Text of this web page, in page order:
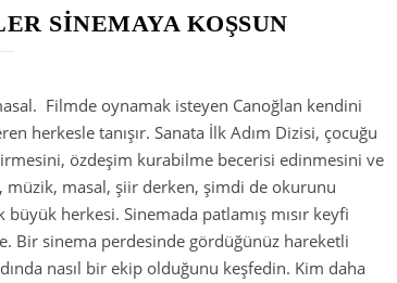
SİNEMAYA KOŞSUN
Filmde oynamak isteyen Canoğlan kendini
herkesle tanışır. Sanata İlk Adım Dizisi, çocuğu
özdeşim kurabilme becerisi edinmesini ve
masal, şiir derken, şimdi de okurunu
herkesi. Sinemada patlamış mısır keyfi
Bir sinema perdesinde gördüğünüz hareketli
nasıl bir ekip olduğunu keşfedin. Kim daha